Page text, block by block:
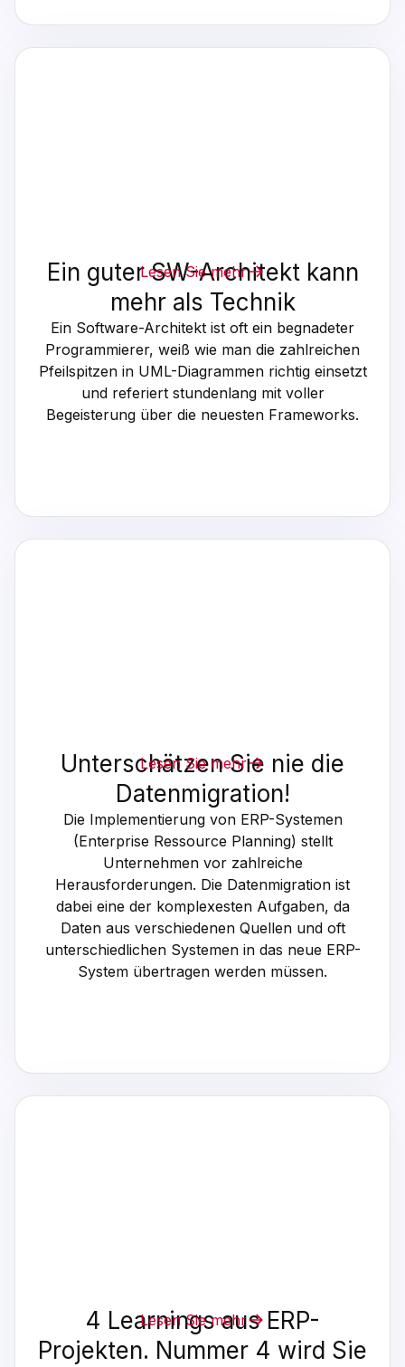
Ein guter SW-Architekt kann
mehr als Technik
Ein Software-Architekt ist oft ein begnadeter
Programmierer, weiß wie man die zahlreichen
Pfeilspitzen in UML-Diagrammen richtig einsetzt
und referiert stundenlang mit voller
Begeisterung über die neuesten Frameworks.
Lesen Sie mehr
Unterschätzen Sie nie die
Datenmigration!
Die Implementierung von ERP-Systemen
(Enterprise Ressource Planning) stellt
Unternehmen vor zahlreiche
Herausforderungen. Die Datenmigration ist
dabei eine der komplexesten Aufgaben, da
Daten aus verschiedenen Quellen und oft
unterschiedlichen Systemen in das neue ERP-
System übertragen werden müssen.
Lesen Sie mehr
4 Learnings aus ERP-
Projekten. Nummer 4 wird Sie
Lesen Sie mehr